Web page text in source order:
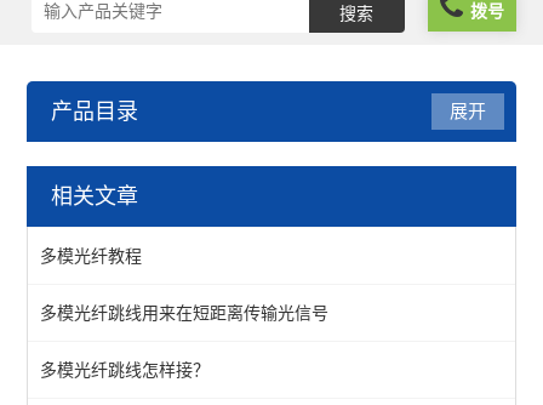
拨号
产品目录
光纤器件
展开
相关文章
多模光纤教程
多模光纤跳线用来在短距离传输光信号
多模光纤跳线怎样接？